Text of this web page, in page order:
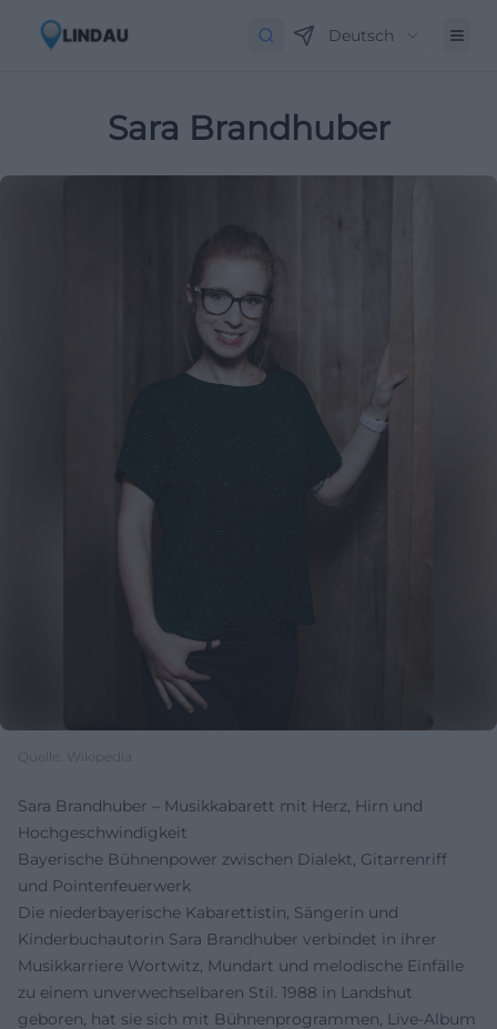
Deutsch
Sara Brandhuber
Quelle: Wikipedia
Sara Brandhuber – Musikkabarett mit Herz, Hirn und
Hochgeschwindigkeit
Bayerische Bühnenpower zwischen Dialekt, Gitarrenriff
und Pointenfeuerwerk
Die niederbayerische Kabarettistin, Sängerin und
Kinderbuchautorin Sara Brandhuber verbindet in ihrer
Musikkarriere Wortwitz, Mundart und melodische Einfälle
zu einem unverwechselbaren Stil. 1988 in Landshut
geboren, hat sie sich mit Bühnenprogrammen, Live-Album